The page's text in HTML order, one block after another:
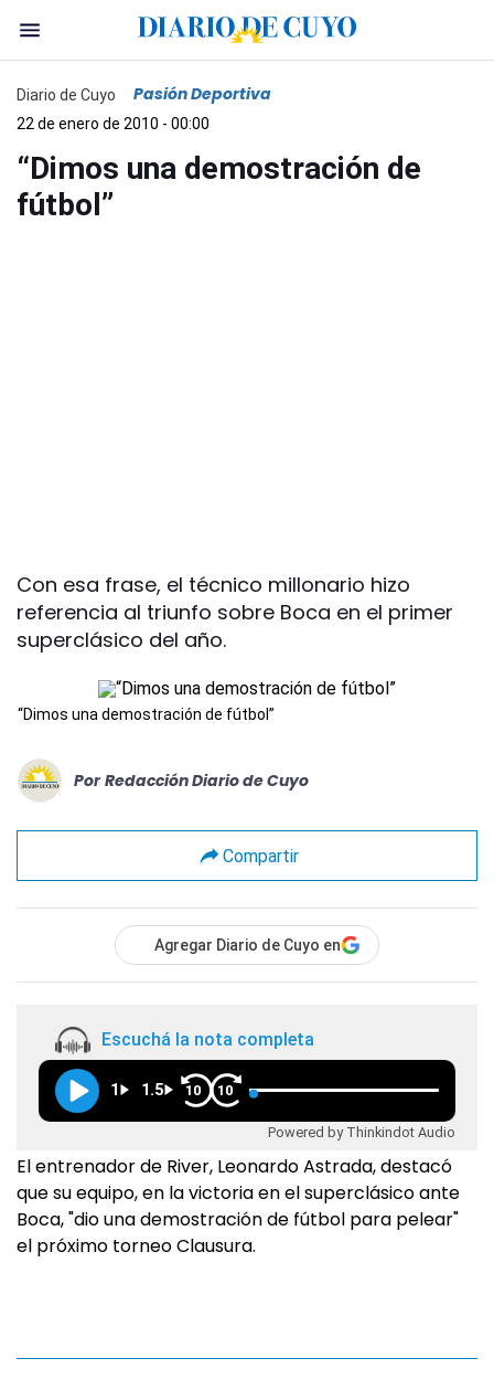
Diario de Cuyo Pasión Deportiva
22 de enero de 2010 - 00:00
“Dimos una demostración de
fútbol”
Con esa frase, el técnico millonario hizo
referencia al triunfo sobre Boca en el primer
superclásico del año.
“Dimos una demostración de fútbol”
Por Redacción Diario de Cuyo
Compartir
Agregar Diario de Cuyo en
Escuchá la nota completa
1 1.5 10 10
Powered by Thinkindot Audio
El entrenador de River, Leonardo Astrada, destacó
que su equipo, en la victoria en el superclásico ante
Boca, "dio una demostración de fútbol para pelear"
el próximo torneo Clausura.